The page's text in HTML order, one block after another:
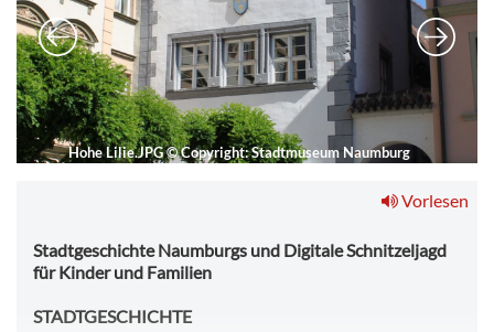
Hohe Lilie.JPG©Copyright: Stadtmuseum Naumburg
Vorlesen
Stadtgeschichte Naumburgs und Digitale Schnitzeljagd
für Kinder und Familien
STADTGESCHICHTE